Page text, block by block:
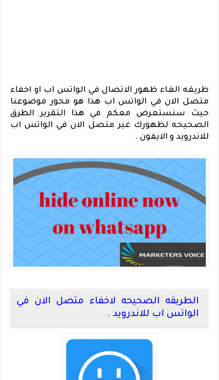
طريقه الغاء ظهور الاتصال في الواتس اب او اخفاء
متصل الان في الواتس اب هذا هو محور موضوعنا
حيث سنستعرض معكم في هذا التقرير الطرق
الصحيحه لظهورك غير متصل الان في الواتس اب
للاندرويد و الايفون .
الطريقه الصحيحه لاخفاء متصل الان في
الواتس اب للاندرويد .